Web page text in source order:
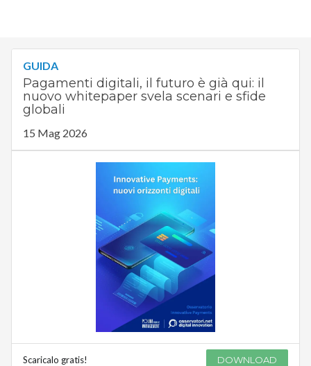
GUIDA
Pagamenti digitali, il futuro è già qui: il
nuovo whitepaper svela scenari e sfide
globali
15 Mag 2026
Scaricalo gratis! DOWNLOAD